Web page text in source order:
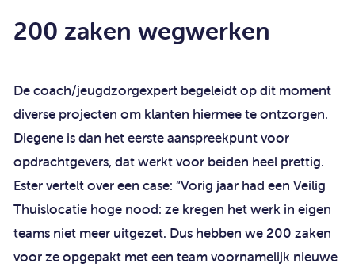
200 zaken wegwerken
De coach/jeugdzorgexpert begeleidt op dit moment
diverse projecten om klanten hiermee te ontzorgen.
Diegene is dan het eerste aanspreekpunt voor
opdrachtgevers, dat werkt voor beiden heel prettig.
Ester vertelt over een case: “Vorig jaar had een Veilig
Thuislocatie hoge nood: ze kregen het werk in eigen
teams niet meer uitgezet. Dus hebben we 200 zaken
voor ze opgepakt met een team voornamelijk nieuwe